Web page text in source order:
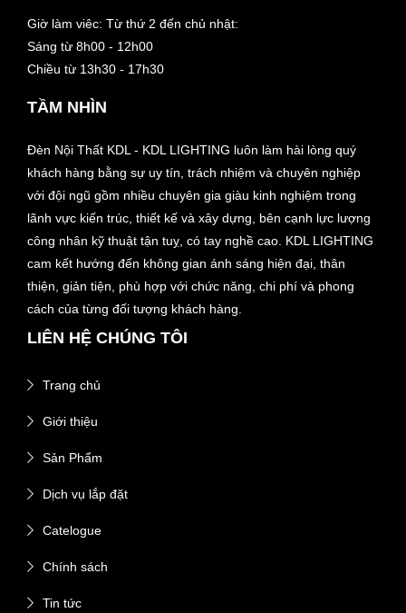
Giờ làm viêc: Từ thứ 2 đến chủ nhật:
Sáng từ 8h00 - 12h00
Chiều từ 13h30 - 17h30
TẦM NHÌN
Đèn Nội Thất KDL - KDL LIGHTING luôn làm hài lòng quý
khách hàng bằng sự uy tín, trách nhiệm và chuyên nghiệp
với đội ngũ gồm nhiều chuyên gia giàu kinh nghiệm trong
lãnh vực kiến trúc, thiết kế và xây dựng, bên cạnh lực lượng
công nhân kỹ thuật tận tuỵ, có tay nghề cao. KDL LIGHTING
cam kết hướng đến không gian ánh sáng hiện đại, thân
thiện, giản tiện, phù hợp với chức năng, chi phí và phong
cách của từng đối tượng khách hàng.
LIÊN HỆ CHÚNG TÔI
Trang chủ
Giới thiệu
Sản Phẩm
Dịch vụ lắp đặt
Catelogue
Chính sách
Tin tức